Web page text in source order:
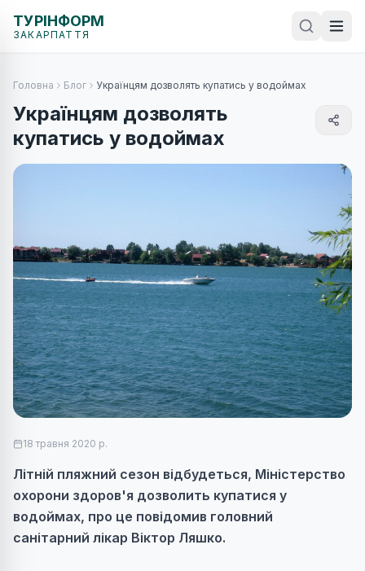
ТУРІНФОРМ
ЗАКАРПАТТЯ
Головна Блог Українцям дозволять купатись у водоймах
Українцям дозволять
купатись у водоймах
18 травня 2020 р.
Літній пляжний сезон відбудеться, Міністерство
охорони здоров'я дозволить купатися у
водоймах, про це повідомив головний
санітарний лікар Віктор Ляшко.